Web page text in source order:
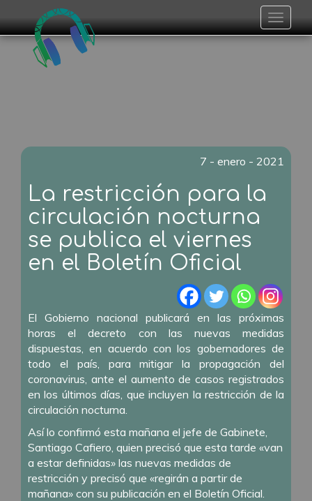
Toggle
7 - enero - 2021
La restricción para la
circulación nocturna
se publica el viernes
en el Boletín Oficial
El Gobierno nacional publicará en las próximas
horas el decreto con las nuevas medidas
dispuestas, en acuerdo con los gobernadores de
todo el país, para mitigar la propagación del
coronavirus, ante el aumento de casos registrados
en los últimos días, que incluyen la restricción de la
circulación nocturna.
Así lo confirmó esta mañana el jefe de Gabinete,
Santiago Cafiero, quien precisó que esta tarde «van
a estar definidas» las nuevas medidas de
restricción y precisó que «regirán a partir de
mañana» con su publicación en el Boletín Oficial.